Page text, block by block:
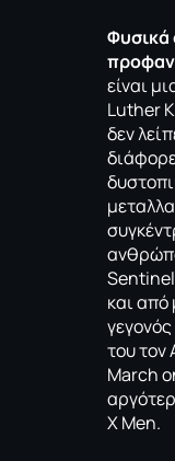
Φυσικά
είναι
Luther
δεν
και από
γεγονός
του τον
March
X Men.